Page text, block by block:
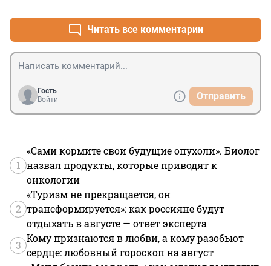
Читать все комментарии
Гость
Войти
Отправить
1
«Сами кормите свои будущие опухоли». Биолог
назвал продукты, которые приводят к
онкологии
2
«Туризм не прекращается, он
трансформируется»: как россияне будут
отдыхать в августе — ответ эксперта
3
Кому признаются в любви, а кому разобьют
сердце: любовный гороскоп на август